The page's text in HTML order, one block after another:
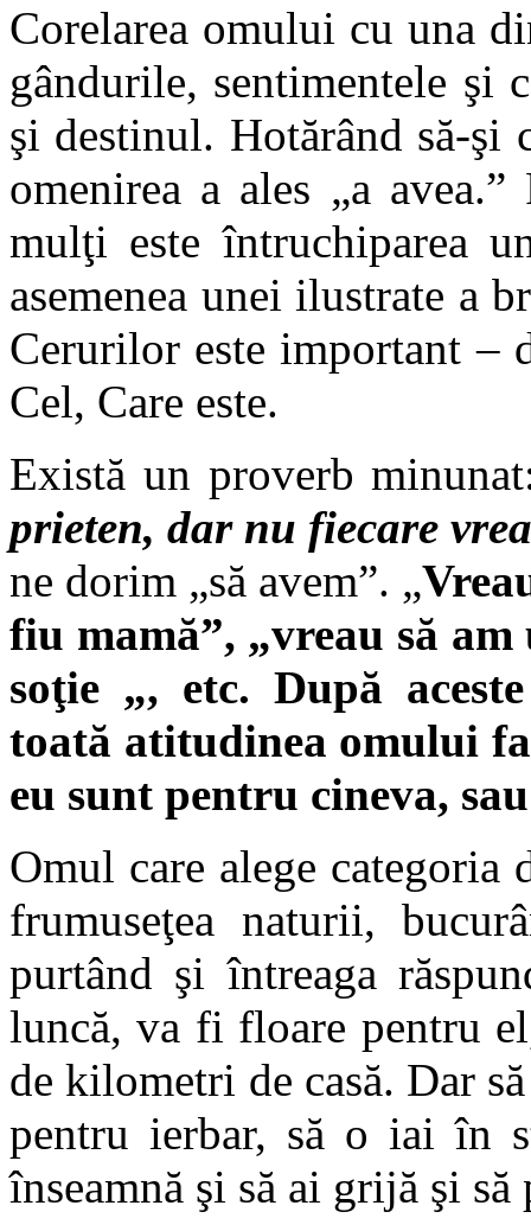
Corelarea omului cu una
gândurile, sentimentele şi
şi destinul. Hotărând să-şi
omenirea a ales „a
mulţi este întruchiparea
asemenea unei ilustrate a
Cerurilor este important –
Cel, Care este.
Există un proverb
prieten, dar nu fiecare
ne dorim „să avem”. „
fiu mamă”, „vreau să
soţie „, etc. După
toată atitudinea omului
eu sunt pentru cineva,
Omul care alege categoria
frumuseţea naturii,
purtând şi întreaga
luncă, va fi floare pentru
de kilometri de casă. Dar
pentru ierbar, să o iai în
înseamnă şi să ai grijă şi